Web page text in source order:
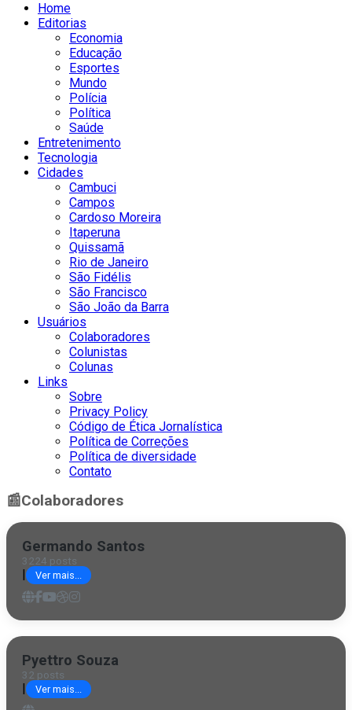
Home
Editorias
Economia
Educação
Esportes
Mundo
Polícia
Política
Saúde
Entretenimento
Tecnologia
Cidades
Cambuci
Campos
Cardoso Moreira
Itaperuna
Quissamã
Rio de Janeiro
São Fidélis
São Francisco
São João da Barra
Usuários
Colaboradores
Colunistas
Colunas
Links
Sobre
Privacy Policy
Código de Ética Jornalística
Política de Correções
Política de diversidade
Contato
📰Colaboradores
Germando Santos
3224 posts
| Ver mais...
Pyettro Souza
32 posts
| Ver mais...